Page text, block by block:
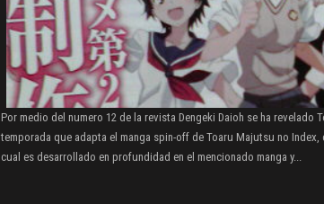
Por medio del numero 12 de la revista Dengeki Daioh se ha revelado
temporada que adapta el manga spin-off de Toaru Majutsu no Index,
cual es desarrollado en profundidad en el mencionado manga y...